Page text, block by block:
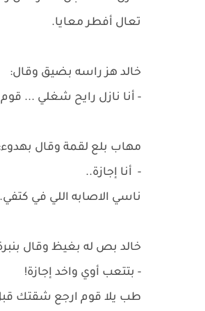
تعال أفطر معايا.
خالد هز راسه بضيق وقال:
- أنا نازل رايح شغلي ...
مهاب بلع لقمة وقال
- أنا إجازة..
ناسي الاصابه اللي في كتفي.
خالد بص له بغيظ وقال
- بتتعب أوي واخد إجازة!
طب يلا قوم ارجع شقتك